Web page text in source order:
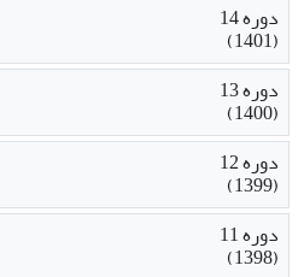
دوره 14
(1401)
دوره 13
(1400)
دوره 12
(1399)
دوره 11
(1398)